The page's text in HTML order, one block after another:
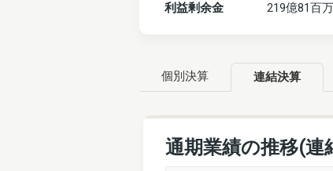
利益剰余金 219億81百万
個別決算 連結決算
通期業績の推移(連